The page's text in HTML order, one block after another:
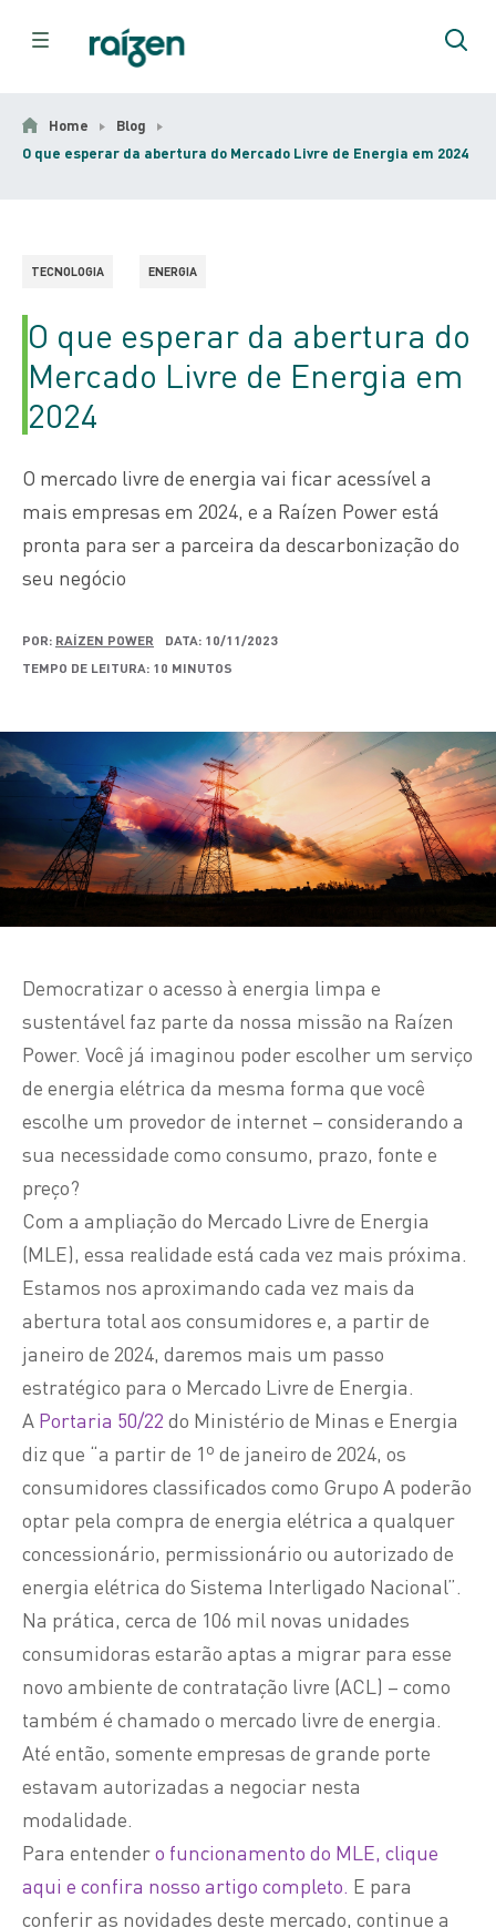
Home
Blog
O que esperar da abertura do Mercado Livre de Energia em 2024
TECNOLOGIA ENERGIA
O que esperar da abertura do
Mercado Livre de Energia em
2024
O mercado livre de energia vai ficar acessível a
mais empresas em 2024, e a Raízen Power está
pronta para ser a parceira da descarbonização do
seu negócio
POR: RAÍZEN POWER
DATA: 10/11/2023
TEMPO DE LEITURA: 10 MINUTOS
Democratizar o acesso à energia limpa e
sustentável faz parte da nossa missão na Raízen
Power. Você já imaginou poder escolher um serviço
de energia elétrica da mesma forma que você
escolhe um provedor de internet – considerando a
sua necessidade como consumo, prazo, fonte e
preço?
Com a ampliação do Mercado Livre de Energia
(MLE), essa realidade está cada vez mais próxima.
Estamos nos aproximando cada vez mais da
abertura total aos consumidores e, a partir de
janeiro de 2024, daremos mais um passo
estratégico para o Mercado Livre de Energia.
A Portaria 50/22 do Ministério de Minas e Energia
diz que “a partir de 1º de janeiro de 2024, os
consumidores classificados como Grupo A poderão
optar pela compra de energia elétrica a qualquer
concessionário, permissionário ou autorizado de
energia elétrica do Sistema Interligado Nacional”.
Na prática, cerca de 106 mil novas unidades
consumidoras estarão aptas a migrar para esse
novo ambiente de contratação livre (ACL) – como
também é chamado o mercado livre de energia.
Até então, somente empresas de grande porte
estavam autorizadas a negociar nesta
modalidade.
Para entendero funcionamento do MLE, clique
aqui e confira nosso artigo completo. E para
conferir as novidades deste mercado, continue a